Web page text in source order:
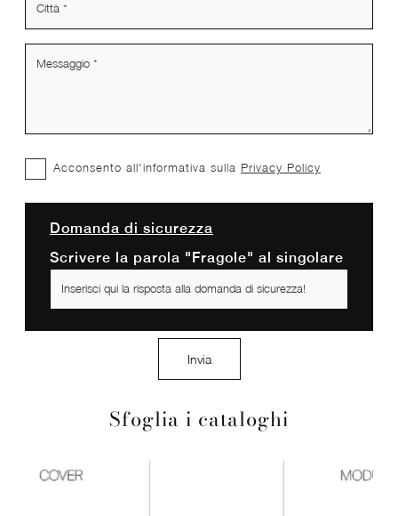
Sfoglia i cataloghi
Acconsento all'informativa sulla Privacy Policy
Domanda di sicurezza
Scrivere la parola "Fragole" al singolare
Invia